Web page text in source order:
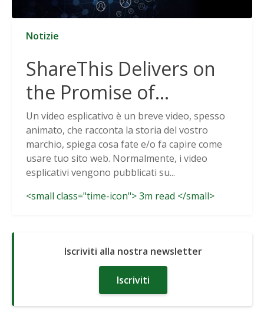
Notizie
ShareThis Delivers on
the Promise of
Cookieless Data
Solutions
Un video esplicativo è un breve video, spesso
animato, che racconta la storia del vostro
marchio, spiega cosa fate e/o fa capire come
usare tuo sito web. Normalmente, i video
esplicativi vengono pubblicati su...
<small class="time-icon"> 3m read </small>
Iscriviti alla nostra newsletter
Iscriviti